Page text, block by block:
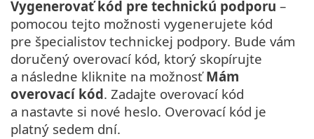
Vygenerovať kód pre technickú podporu –
pomocou tejto možnosti vygenerujete kód
pre špecialistov technickej podpory. Bude vám
doručený overovací kód, ktorý skopírujte
a následne kliknite na možnosťMám
overovací kód. Zadajte overovací kód
a nastavte si nové heslo. Overovací kód je
platný sedem dní.